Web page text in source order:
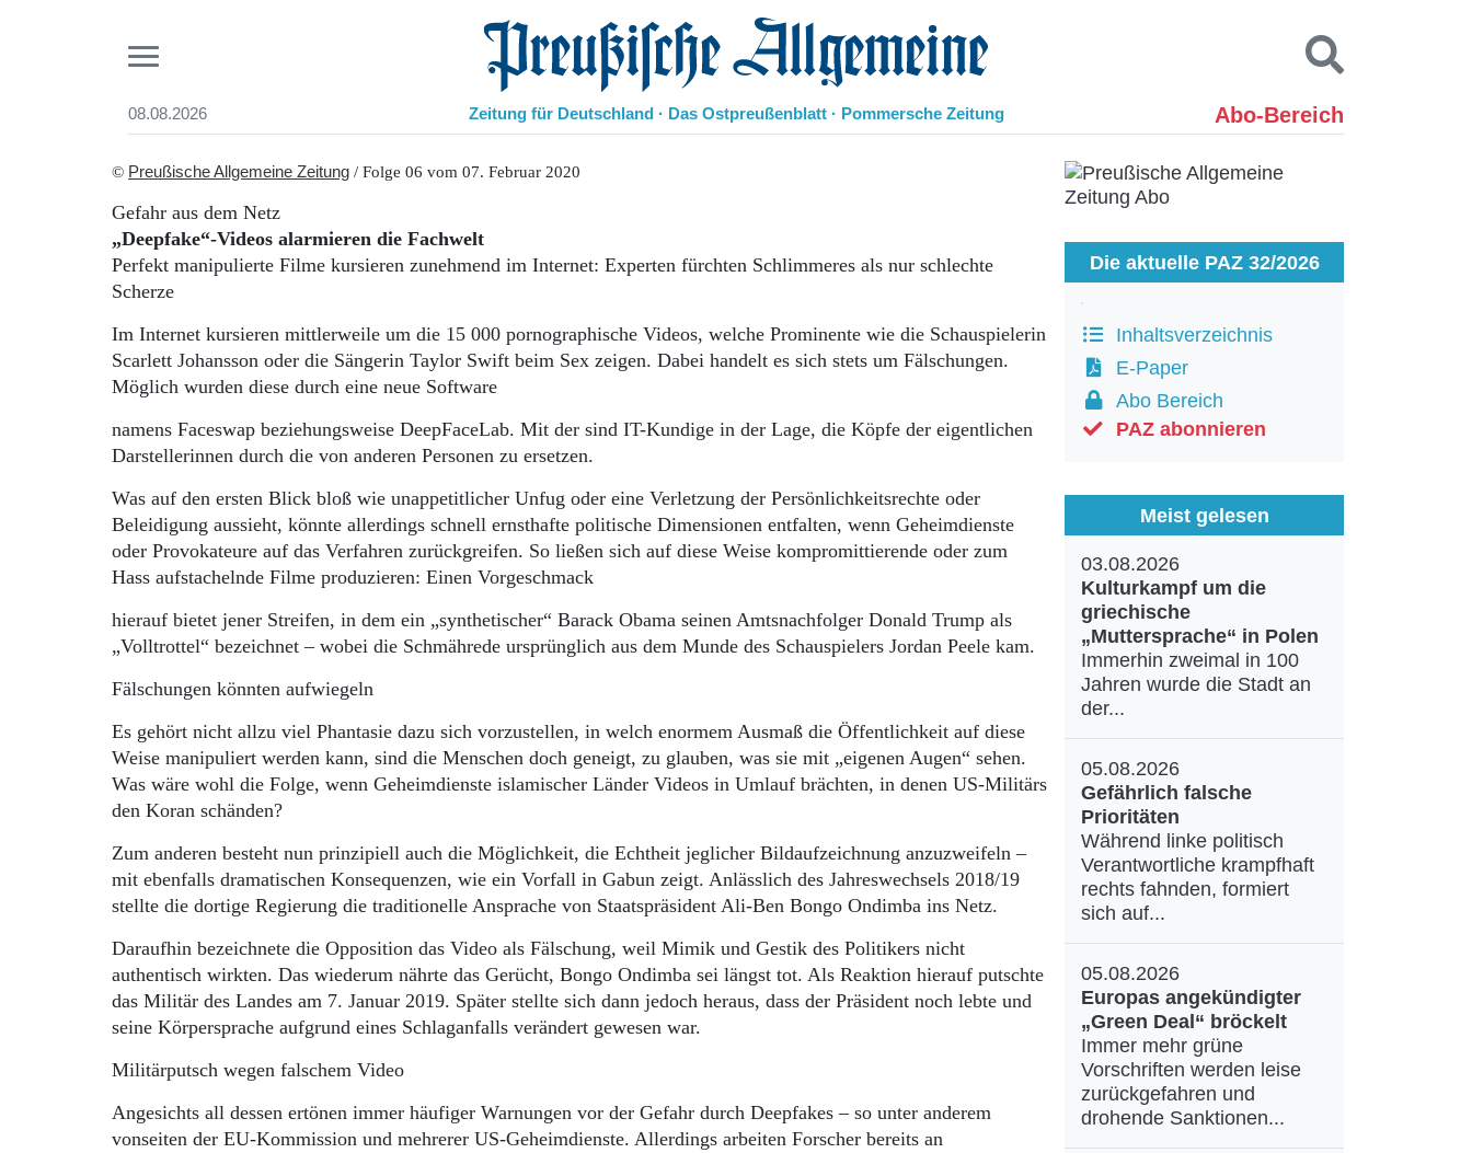
08.08.2026 Preußische Allgemeine Zeitung
Zeitung für Deutschland · Das Ostpreußenblatt · Pommersche Zeitung Abo-Bereich
Start
Aktuelle Ausgabe
Abonnenten-Login
Abonnent werden
Abo Prämien
Mediadaten
Gesellschaft
Ostpreußen
Pommern
Danzig und Westpreußen
Kontakt
Suchen und finden
© Preußische Allgemeine Zeitung / Folge 06 vom 07. Februar 2020
Gefahr aus dem Netz
„Deepfake“-Videos alarmieren die Fachwelt
Perfekt manipulierte Filme kursieren zunehmend im Internet: Experten fürchten Schlimmeres als nur schlechte
Scherze
Im Internet kursieren mittlerweile um die 15 000 pornographische Videos, welche Prominente wie die Schauspielerin
Scarlett Johansson oder die Sängerin Taylor Swift beim Sex zeigen. Dabei handelt es sich stets um Fälschungen.
Möglich wurden diese durch eine neue Software
namens Faceswap beziehungsweise DeepFaceLab. Mit der sind IT-Kundige in der Lage, die Köpfe der eigentlichen
Darstellerinnen durch die von anderen Personen zu ersetzen.
Was auf den ersten Blick bloß wie unappetitlicher Unfug oder eine Verletzung der Persönlichkeitsrechte oder
Beleidigung aussieht, könnte allerdings schnell ernsthafte politische Dimensionen entfalten, wenn Geheimdienste
oder Provokateure auf das Verfahren zurückgreifen. So ließen sich auf diese Weise kompromittierende oder zum
Hass aufstachelnde Filme produzieren: Einen Vorgeschmack
hierauf bietet jener Streifen, in dem ein „synthetischer“ Barack Obama seinen Amtsnachfolger Donald Trump als
„Volltrottel“ bezeichnet – wobei die Schmährede ursprünglich aus dem Munde des Schauspielers Jordan Peele kam.
Fälschungen könnten aufwiegeln
Es gehört nicht allzu viel Phantasie dazu sich vorzustellen, in welch enormem Ausmaß die Öffentlichkeit auf diese
Weise manipuliert werden kann, sind die Menschen doch geneigt, zu glauben, was sie mit „eigenen Augen“ sehen.
Was wäre wohl die Folge, wenn Geheimdienste islamischer Länder Videos in Umlauf brächten, in denen US-Militärs
den Koran schänden?
Zum anderen besteht nun prinzipiell auch die Möglichkeit, die Echtheit jeglicher Bildaufzeichnung anzuzweifeln –
mit ebenfalls dramatischen Konsequenzen, wie ein Vorfall in Gabun zeigt. Anlässlich des Jahreswechsels 2018/19
stellte die dortige Regierung die traditionelle Ansprache von Staatspräsident Ali-Ben Bongo Ondimba ins Netz.
Daraufhin bezeichnete die Opposition das Video als Fälschung, weil Mimik und Gestik des Politikers nicht
authentisch wirkten. Das wiederum nährte das Gerücht, Bongo Ondimba sei längst tot. Als Reaktion hierauf putschte
das Militär des Landes am 7. Januar 2019. Später stellte sich dann jedoch heraus, dass der Präsident noch lebte und
seine Körpersprache aufgrund eines Schlaganfalls verändert gewesen war.
Militärputsch wegen falschem Video
Angesichts all dessen ertönen immer häufiger Warnungen vor der Gefahr durch Deepfakes – so unter anderem
vonseiten der EU-Kommission und mehrerer US-Geheimdienste. Allerdings arbeiten Forscher bereits an
Die aktuelle PAZ 32/2026
Inhaltsverzeichnis
E-Paper
Abo Bereich
PAZ abonnieren
Meist gelesen
03.08.2026
Kulturkampf um die
griechische
„Muttersprache“ in Polen
Immerhin zweimal in 100
Jahren wurde die Stadt an
der...
05.08.2026
Gefährlich falsche
Prioritäten
Während linke politisch
Verantwortliche krampfhaft
rechts fahnden, formiert
sich auf...
05.08.2026
Europas angekündigter
„Green Deal“ bröckelt
Immer mehr grüne
Vorschriften werden leise
zurückgefahren und
drohende Sanktionen...